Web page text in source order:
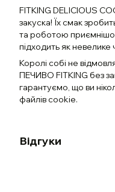
FITKING DELICIOUS
закуска! Їх смак
та роботою
підходить як невелике
Королі собі не
ПЕЧИВО FITKING без
гарантуємо, що ви
файлів cookie.
Відгуки